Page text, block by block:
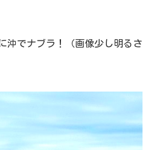
沖でナブラ！（画像少し明るさ